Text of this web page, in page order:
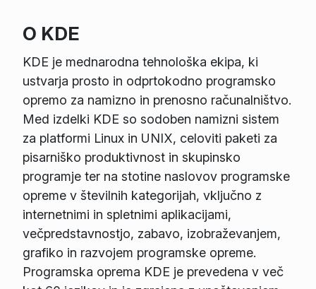
O KDE
KDE je mednarodna tehnološka ekipa, ki
ustvarja prosto in odprtokodno programsko
opremo za namizno in prenosno računalništvo.
Med izdelki KDE so sodoben namizni sistem
za platformi Linux in UNIX, celoviti paketi za
pisarniško produktivnost in skupinsko
programje ter na stotine naslovov programske
opreme v številnih kategorijah, vključno z
internetnimi in spletnimi aplikacijami,
večpredstavnostjo, zabavo, izobraževanjem,
grafiko in razvojem programske opreme.
Programska oprema KDE je prevedena v več